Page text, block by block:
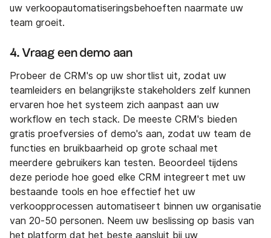
uw verkoopautomatiseringsbehoeften naarmate uw
team groeit.
4. Vraag een demo aan
Probeer de CRM's op uw shortlist uit, zodat uw
teamleiders en belangrijkste stakeholders zelf kunnen
ervaren hoe het systeem zich aanpast aan uw
workflow en tech stack. De meeste CRM's bieden
gratis proefversies of demo's aan, zodat uw team de
functies en bruikbaarheid op grote schaal met
meerdere gebruikers kan testen. Beoordeel tijdens
deze periode hoe goed elke CRM integreert met uw
bestaande tools en hoe effectief het uw
verkoopprocessen automatiseert binnen uw organisatie
van 20-50 personen. Neem uw beslissing op basis van
het platform dat het beste aansluit bij uw